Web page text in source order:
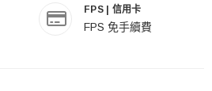
FPS | 信用卡
FPS 免手續費